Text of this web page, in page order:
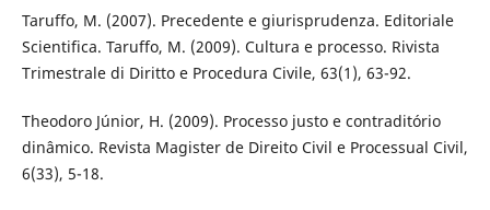
Taruffo, M. (2007). Precedente e giurisprudenza. Editoriale
Scientifica. Taruffo, M. (2009). Cultura e processo. Rivista
Trimestrale di Diritto e Procedura Civile, 63(1), 63-92.
Theodoro Júnior, H. (2009). Processo justo e contraditório
dinâmico. Revista Magister de Direito Civil e Processual Civil,
6(33), 5-18.